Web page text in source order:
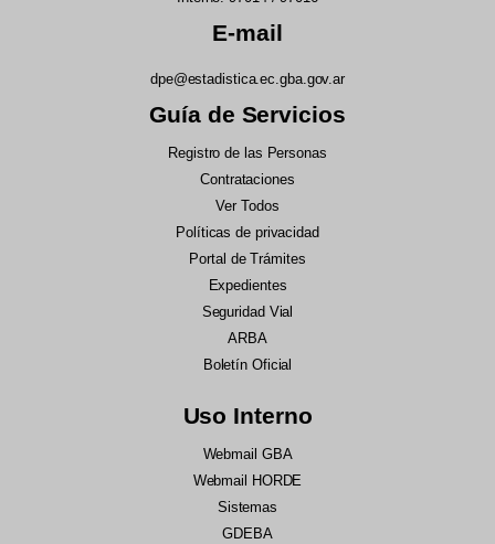
E-mail
dpe@estadistica.ec.gba.gov.ar
Guía de Servicios
Registro de las Personas
Contrataciones
Ver Todos
Políticas de privacidad
Portal de Trámites
Expedientes
Seguridad Vial
ARBA
Boletín Oficial
Uso Interno
Webmail GBA
Webmail HORDE
Sistemas
GDEBA